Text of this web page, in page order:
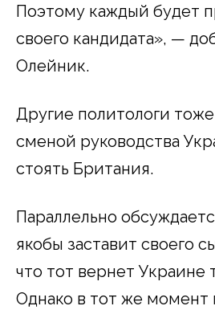
Поэтому каждый будет
своего кандидата», —
Олейник.
Другие политологи тоже
сменой руководства
стоять Британия.
Параллельно
якобы заставит своего
что тот вернет Украине
Однако в тот же момент